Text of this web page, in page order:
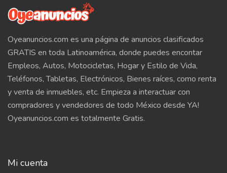
Oyeanuncios.com es una página de anuncios clasificados
GRATIS en toda Latinoamérica, donde puedes encontar
Empleos, Autos, Motocicletas, Hogar y Estilo de Vida,
Teléfonos, Tabletas, Electrónicos, Bienes raíces, como renta
y venta de inmuebles, etc. Empieza a interactuar con
compradores y vendedores de todo México desde YA!
Oyeanuncios.com es totalmente Gratis.
Mi cuenta